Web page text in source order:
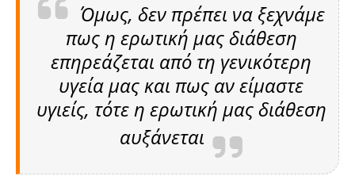
Όμως, δεν πρέπει να ξεχνάμε
πως η ερωτική μας διάθεση
επηρεάζεται από τη γενικότερη
υγεία μας και πως αν είμαστε
υγιείς, τότε η ερωτική μας διάθεση
αυξάνεται